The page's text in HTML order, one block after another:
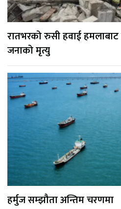
रातभरको रुसी हवाई हमलाबाट
जनाको मृत्यु
हर्मुज सम्झौता अन्तिम चरणमा